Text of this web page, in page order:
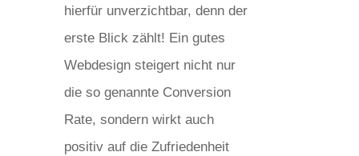
hierfür unverzichtbar, denn der
erste Blick zählt! Ein gutes
Webdesign steigert nicht nur
die so genannte Conversion
Rate, sondern wirkt auch
positiv auf die Zufriedenheit